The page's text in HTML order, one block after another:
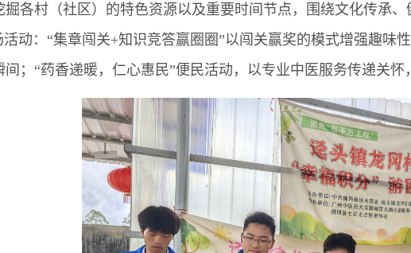
村（社区）的特色资源以及重要时间节点，围绕文化传承、
活动：“集章闯关+知识竞答赢圈圈”以闯关赢奖的模式增强趣味
；“药香递暖，仁心惠民”便民活动，以专业中医服务传递关怀